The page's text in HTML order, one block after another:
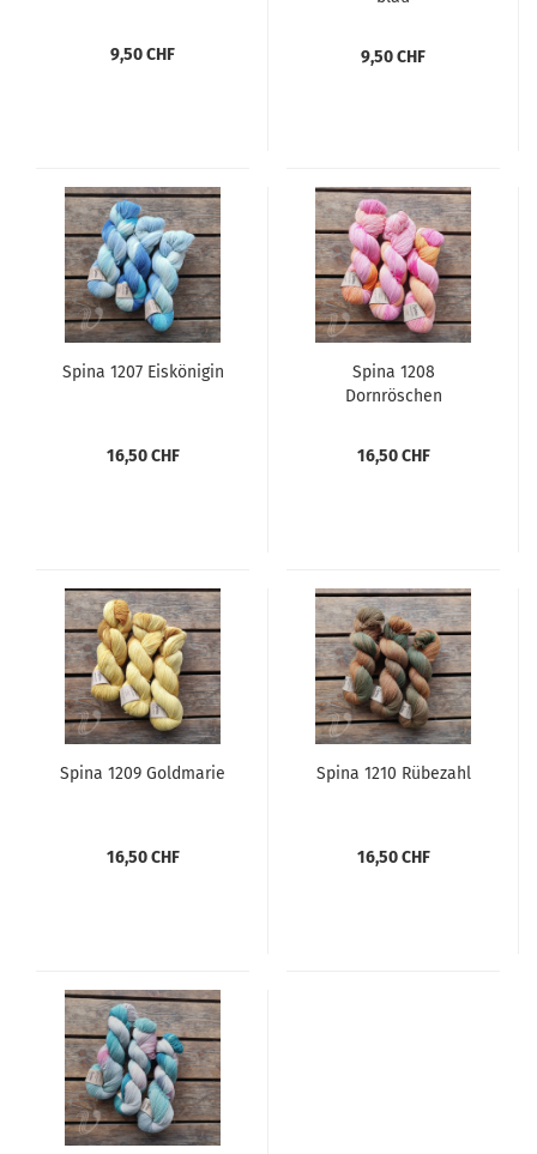
9,50 CHF 9,50 CHF
Spina 1207 Eiskönigin
16,50 CHF
Spina 1208
Dornröschen
16,50 CHF
Spina 1209 Goldmarie
16,50 CHF
Spina 1210 Rübezahl
16,50 CHF